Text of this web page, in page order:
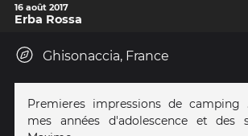
16 août 2017
Erba Rossa
Ghisonaccia, France
Premieres impressions de camping
mes années d'adolescence et des